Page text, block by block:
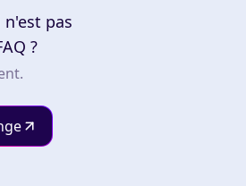
pas
?